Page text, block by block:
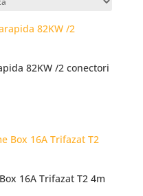
82KW /2 conectori
16A Trifazat T2 4m